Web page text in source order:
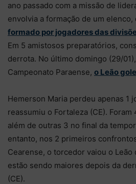
ano passado com a missão de
envolvia a formação de um elenco,
formado por jogadores das
Em 5 amistosos preparatórios,
derrota. No último domingo (29/
Campeonato Paraense, o Leão
Hemerson Maria perdeu apenas 1
reassumiu o Fortaleza (CE). Foram
além de outras 3 no final da
entanto, nos 2 primeiros
Cearense, o torcedor vaiou o Leão
estão sendo maiores depois da
(CE).